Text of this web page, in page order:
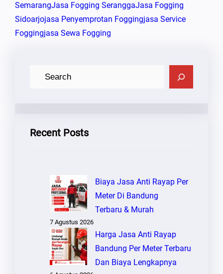
SemarangJasa Fogging SeranggaJasa Fogging
SidoarjoJasa Penyemprotan FoggingJasa Service
FoggingJasa Sewa Fogging
Recent Posts
Biaya Jasa Anti Rayap Per
Meter Di Bandung
Terbaru & Murah
7 Agustus 2026
Harga Jasa Anti Rayap
Bandung Per Meter Terbaru
Dan Biaya Lengkapnya